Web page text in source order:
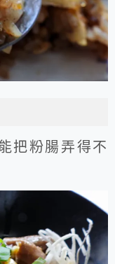
把粉腸弄得不